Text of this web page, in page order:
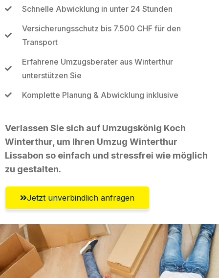
Schnelle Abwicklung in unter 24 Stunden
Versicherungsschutz bis 7.500 CHF für den
Transport
Erfahrene Umzugsberater aus Winterthur
unterstützen Sie
Komplette Planung & Abwicklung inklusive
Verlassen Sie sich auf Umzugskönig Koch
Winterthur, um Ihren Umzug Winterthur
Lissabon so einfach und stressfrei wie möglich
zu gestalten.
Jetzt unverbindlich anfragen